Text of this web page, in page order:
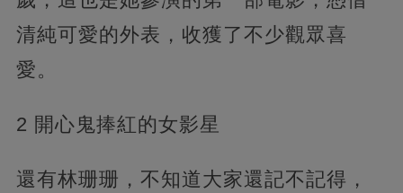
清純可愛的外表，收獲了不少觀眾喜
愛。
2 開心鬼捧紅的女影星
還有林珊珊，不知道大家還記不記得，